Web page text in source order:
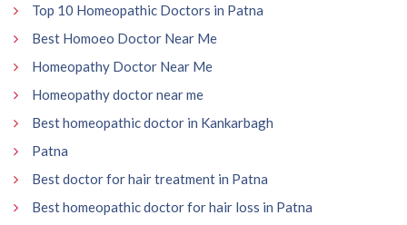
Top 10 Homeopathic Doctors in Patna
Best Homoeo Doctor Near Me
Homeopathy Doctor Near Me
Homeopathy doctor near me
Best homeopathic doctor in Kankarbagh
Patna
Best doctor for hair treatment in Patna
Best homeopathic doctor for hair loss in Patna